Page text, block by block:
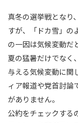
真冬の選挙戦となり
すが、「ドカ雪」の
の一因は気候変動だ
夏の猛暑だけでなく
与える気候変動に関
ィア報道や党首討論
がありません。
公約をチェックする